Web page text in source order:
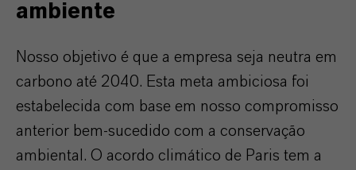
ambiente
Nosso objetivo é que a empresa seja neutra em
carbono até 2040. Esta meta ambiciosa foi
estabelecida com base em nosso compromisso
anterior bem-sucedido com a conservação
ambiental. O acordo climático de Paris tem a